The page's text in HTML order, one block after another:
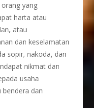
orang yang
harta atau
atau
dan keselamatan
sopir, nakoda, dan
nikmat dan
usaha
dan